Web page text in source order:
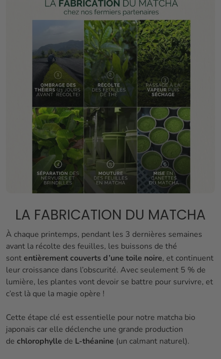
LA FABRICATION DU MATCHA
À chaque printemps, pendant les 3 dernières semaines
avant la récolte des feuilles, les buissons de thé
sontentièrement couverts d’une toile noire, et continuent
leur croissance dans l’obscurité. Avec seulement 5 % de
lumière, les plantes vont devoir se battre pour survivre, et
c’est là que la magie opère !
Cette étape clé est essentielle pour notre matcha bio
japonais car elle déclenche une grande production
de chlorophylle de L-théanine (un calmant naturel).